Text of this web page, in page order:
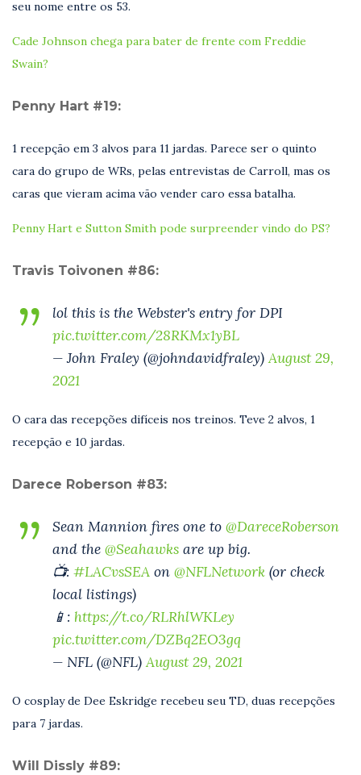
seu nome entre os 53.
Cade Johnson chega para bater de frente com Freddie
Swain?
Penny Hart #19:
1 recepção em 3 alvos para 11 jardas. Parece ser o quinto
cara do grupo de WRs, pelas entrevistas de Carroll, mas os
caras que vieram acima vão vender caro essa batalha.
Penny Hart e Sutton Smith pode surpreender vindo do PS?
Travis Toivonen #86:
lol this is the Webster's entry for DPI
pic.twitter.com/28RKMx1yBL
— John Fraley (@johndavidfraley)August 29,
2021
O cara das recepções difíceis nos treinos. Teve 2 alvos, 1
recepção e 10 jardas.
Darece Roberson #83:
Sean Mannion fires one to @DareceRoberson
and the @Seahawks are up big.
📺: #LACvsSEA on @NFLNetwork (or check
local listings)
📱: https://t.co/RLRhlWKLey
pic.twitter.com/DZBq2EO3gq
— NFL (@NFL)August 29, 2021
O cosplay de Dee Eskridge recebeu seu TD, duas recepções
para 7 jardas.
Will Dissly #89: